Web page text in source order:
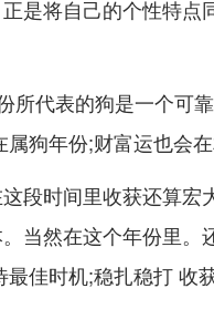
是将自己的个性特
所代表的狗是一个可
狗年份;财富运也会
段时间里收获还算
当然在这个年份里
佳时机;稳扎稳打 收获